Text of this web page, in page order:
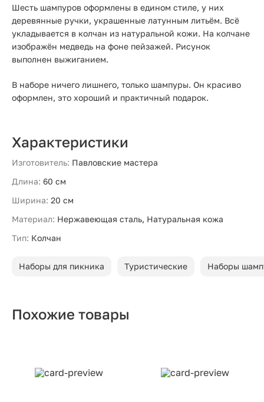
Шесть шампуров оформлены в едином стиле, у них
деревянные ручки, украшенные латунным литьём. Всё
укладывается в колчан из натуральной кожи. На колчане
изображён медведь на фоне пейзажей. Рисунок
выполнен выжиганием.
В наборе ничего лишнего, только шампуры. Он красиво
оформлен, это хороший и практичный подарок.
Характеристики
Изготовитель: Павловские мастера
Длина: 60 см
Ширина: 20 см
Материал: Нержавеющая сталь, Натуральная кожа
Тип: Колчан
Наборы для пикника Туристические Наборы
Похожие товары